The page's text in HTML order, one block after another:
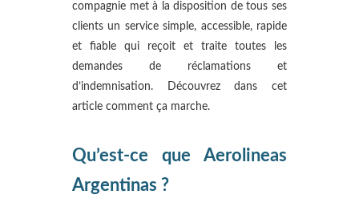
compagnie met à la disposition de tous ses
clients un service simple, accessible, rapide
et fiable qui reçoit et traite toutes les
demandes de réclamations et
d’indemnisation. Découvrez dans cet
article comment ça marche.
Qu’est-ce que Aerolineas
Argentinas ?